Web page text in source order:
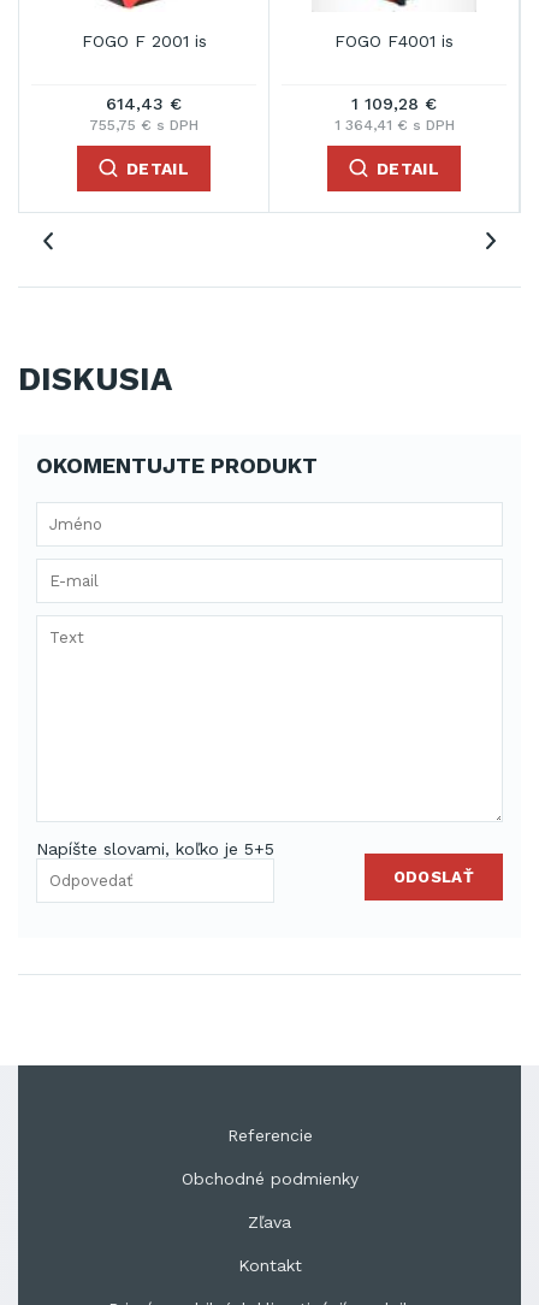
FOGO F 2001 is
614,43 €
755,75 € s DPH
DETAIL
FOGO F4001 is
1 109,28 €
1 364,41 € s DPH
DETAIL
DISKUSIA
OKOMENTUJTE PRODUKT
Napíšte slovami, koľko je 5+5
ODOSLAŤ
Referencie
Obchodné podmienky
Zľava
Kontakt